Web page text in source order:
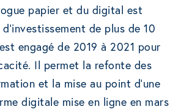
papier et du digital est
de plus de 10
engagé de 2019 à 2021 pour
Il permet la refonte des
et la mise au point d’une
digitale mise en ligne en mars